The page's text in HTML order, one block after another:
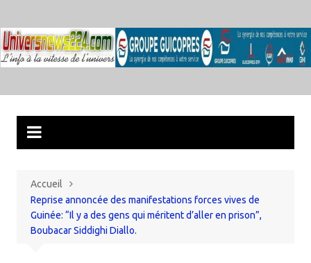
au
contenu
Accueil
Reprise annoncée des manifestations forces vives de
Guinée: “Il y a des gens qui méritent d’aller en prison”,
Boubacar Siddighi Diallo.